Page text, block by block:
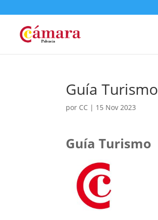
Guía Turismo
por CC | 15 Nov 2023
Guía Turismo